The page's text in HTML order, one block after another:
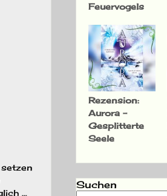
…
Feuervogels
Rezension:
Aurora –
Gesplitterte
Seele
Suchen